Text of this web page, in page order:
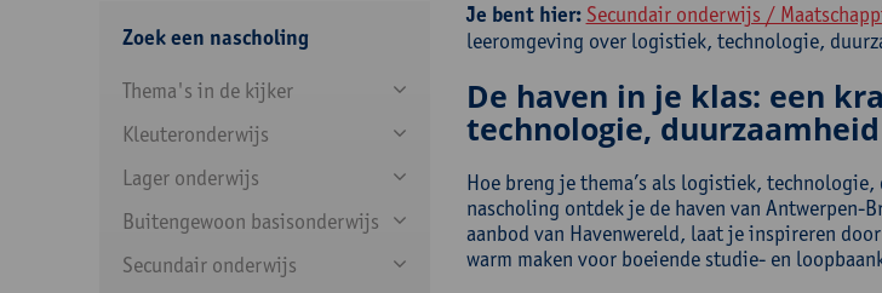
Zoek een nascholing
Thema's in de kijker
Kleuteronderwijs
Lager onderwijs
Buitengewoon basisonderwijs
Secundair onderwijs
Je bent hier: Secundair onderwijs /
leeromgeving over logistiek, technologie,
De haven in je klas: een
technologie,
Hoe breng je thema’s als logistiek,
nascholing ontdek je de haven van Antwerpen-
aanbod van Havenwereld, laat je inspireren
warm maken voor boeiende studie- en